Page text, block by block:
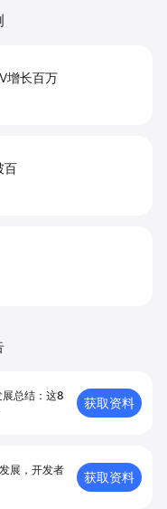
等场景下持续获取同城客流
增长百万
百
总结：这8
获取资料
展，开发者
获取资料